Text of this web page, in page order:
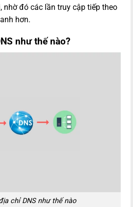
nhờ đó các lần truy cập tiếp theo
hơn.
như thế nào?
chỉ DNS như thế nào